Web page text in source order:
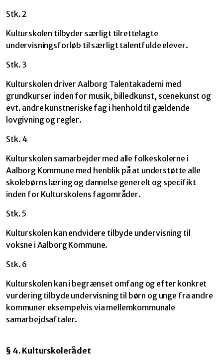
Stk. 2
Kulturskolen tilbyder særligt tilrettelagte
undervisningsforløb til særligt talentfulde elever.
Stk. 3
Kulturskolen driver Aalborg Talentakademi med
grundkurser inden for musik, billedkunst, scenekunst og
evt. andre kunstneriske fag i henhold til gældende
lovgivning og regler.
Stk. 4
Kulturskolen samarbejder med alle folkeskolerne i
Aalborg Kommune med henblik på at understøtte alle
skolebørns læring og dannelse generelt og specifikt
inden for Kulturskolens fagområder.
Stk. 5
Kulturskolen kan endvidere tilbyde undervisning til
voksne i Aalborg Kommune.
Stk. 6
Kulturskolen kan i begrænset omfang og efter konkret
vurdering tilbyde undervisning til børn og unge fra andre
kommuner eksempelvis via mellemkommunale
samarbejdsaftaler.
§ 4. Kulturskolerådet